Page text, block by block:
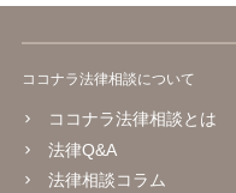
ココナラ法律相談について
ココナラ法律相談とは
法律Q&A
法律相談コラム